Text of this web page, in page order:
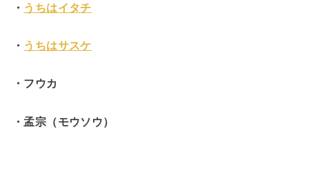
・ うちはイタチ
・ うちはサスケ
・フウカ
・孟宗（モウソウ）